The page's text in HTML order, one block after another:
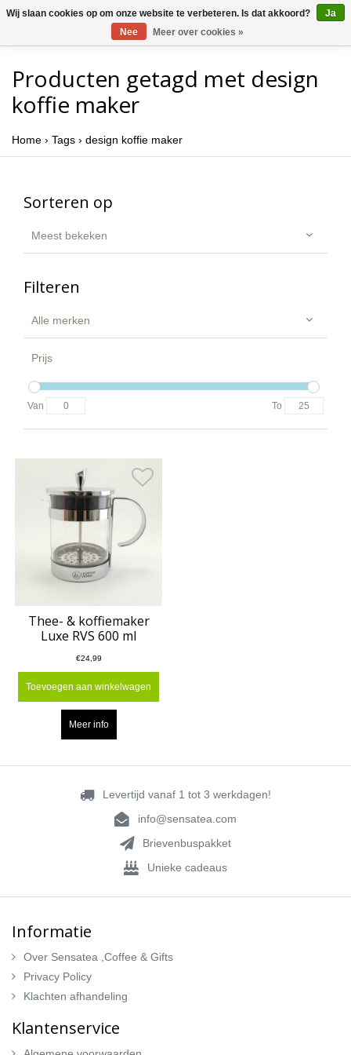
Producten getagd met design
koffie maker
Home › Tags › design koffie maker
Sorteren op
Meest bekeken
Filteren
Alle merken
Prijs
Van To
Thee- & koffiemaker
Luxe RVS 600 ml
€24,99
Toevoegen aan winkelwagen
Meer info
Levertijd vanaf 1 tot 3 werkdagen!
info@sensatea.com
Brievenbuspakket
Unieke cadeaus
Informatie
Over Sensatea ,Coffee & Gifts
Privacy Policy
Klachten afhandeling
Klantenservice
Wij slaan cookies op om onze website te verbeteren. Is dat akkoord?
Ja
Nee
Meer over cookies »